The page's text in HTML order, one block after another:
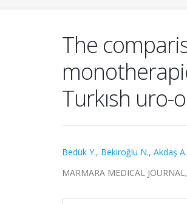
The
Turkısh uro-
Bedük Y., Bekiroğlu N., Akdaş A.
MARMARA MEDICAL